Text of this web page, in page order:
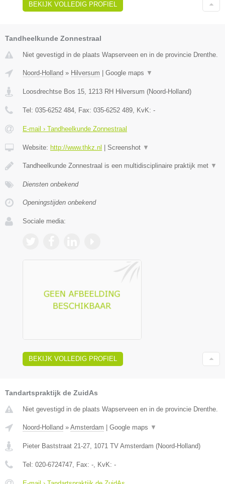
BEKIJK VOLLEDIG PROFIEL
Tandheelkunde Zonnestraal
Niet gevestigd in de plaats Wapserveen en in de provincie Drenthe.
Noord-Holland » Hilversum Google maps ▼
Loosdrechtse Bos 15, 1213 RH Hilversum (Noord-Holland)
Tel: 035-6252 484, Fax: 035-6252 489, KvK: -
E-mail › Tandheelkunde Zonnestraal
Website: http://www.thkz.nl Screenshot ▼
Tandheelkunde Zonnestraal is een multidisciplinaire praktijk met ▼
Diensten onbekend
Openingstijden onbekend
Sociale media:
BEKIJK VOLLEDIG PROFIEL
Tandartspraktijk de ZuidAs
Niet gevestigd in de plaats Wapserveen en in de provincie Drenthe.
Noord-Holland » Amsterdam Google maps ▼
Pieter Baststraat 21-27 1071 TV Amsterdam (Noord-Holland)
Tel: 020-6724747 , Fax: - , KvK: -